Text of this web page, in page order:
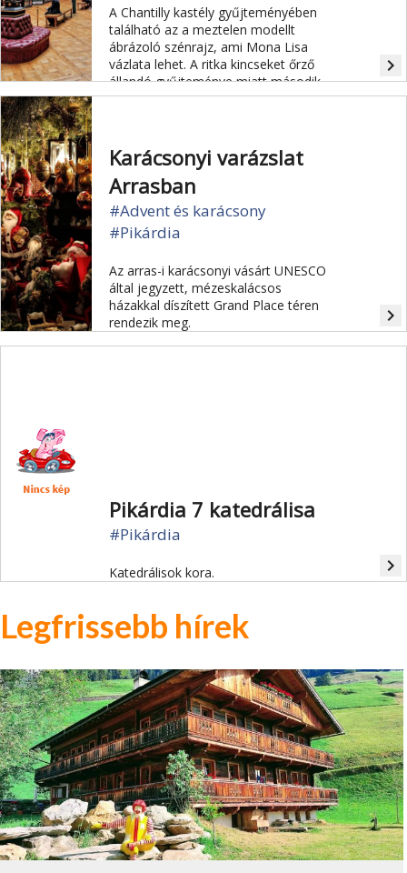
A Chantilly kastély gyűjteményében
található az a meztelen modellt
ábrázoló szénrajz, ami Mona Lisa
vázlata lehet. A ritka kincseket őrző
állandó gyűjteménye miatt második
Louvre-ként is emlegetik a
megalkotása is.
navigate_next
Karácsonyi varázslat
Arrasban
#Advent és karácsony
#Pikárdia
Az arras-i karácsonyi vásárt UNESCO
által jegyzett, mézeskalácsos
házakkal díszített Grand Place téren
rendezik meg.
navigate_next
Pikárdia 7 katedrálisa
#Pikárdia
Katedrálisok kora. navigate_next
Legfrissebb hírek